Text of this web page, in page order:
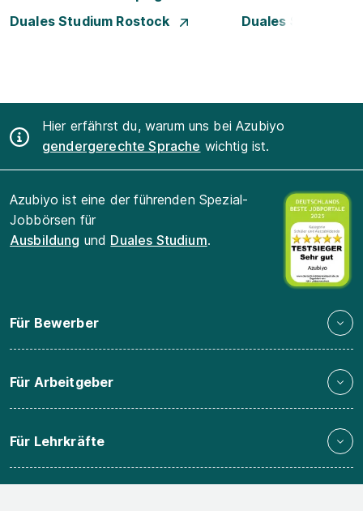
Duales Studium Rostock
Duales Studium
Hier erfährst du, warum uns bei Azubiyo
gendergerechte Sprache wichtig ist.
Azubiyo ist eine der führenden Spezial-
Jobbörsen für
Ausbildung und Duales Studium.
Für Bewerber
Für Arbeitgeber
Für Lehrkräfte